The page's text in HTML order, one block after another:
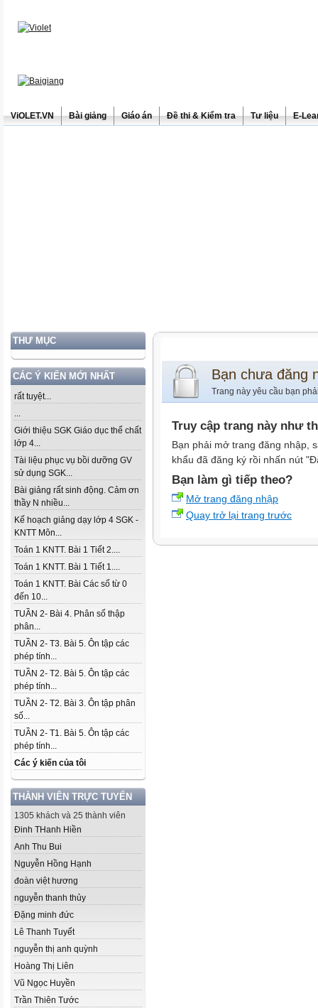
ViOLET.VN Bài giảng Giáo án Đề thi & Kiểm tra Tư liệu E-
THƯ MỤC
CÁC Ý KIẾN MỚI NHẤT
rất tuyệt...
...
Giới thiệu SGK Giáo dục thể chất
lớp 4...
Tài liệu phục vụ bồi dưỡng GV
sử dụng SGK...
Bài giảng rất sinh động. Cảm ơn
thầy N nhiều...
Kế hoạch giảng dạy lớp 4 SGK -
KNTT Môn...
Toán 1 KNTT. Bài 1 Tiết 2....
Toán 1 KNTT. Bài 1 Tiết 1....
Toán 1 KNTT. Bài Các số từ 0
đến 10...
TUẦN 2- Bài 4. Phân số thập
phân...
TUẦN 2- T3. Bài 5. Ôn tập các
phép tính...
TUẦN 2- T2. Bài 5. Ôn tập các
phép tính...
TUẦN 2- T2. Bài 3. Ôn tập phân
số...
TUẦN 2- T1. Bài 5. Ôn tập các
phép tính...
Các ý kiến của tôi
THÀNH VIÊN TRỰC TUYẾN
1305 khách và 25 thành viên
Đinh THanh Hiền
Anh Thu Bui
Nguyễn Hồng Hạnh
đoàn việt hương
nguyễn thanh thủy
Đặng minh đức
Lê Thanh Tuyết
nguyễn thị anh quỳnh
Hoàng Thị Liên
Vũ Ngọc Huyền
Trần Thiên Tước
Bạn chưa đăng
Trang này yêu cầu bạn
Truy cập trang này như
Bạn phải mở trang đăng nhập,
khẩu đã đăng ký rồi nhấn nút
Bạn làm gì tiếp theo?
Mở trang đăng nhập
Quay trở lại trang trước